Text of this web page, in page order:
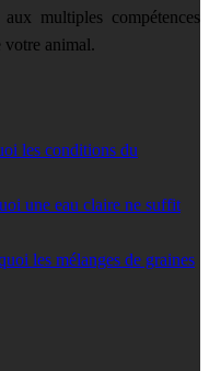
multiples compétences
votre animal.
les conditions du
une eau claire ne suffit
les mélanges de graines